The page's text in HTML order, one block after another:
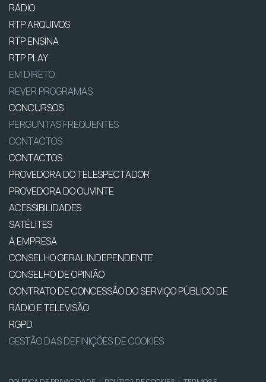
RÁDIO
RTP ARQUIVOS
RTP ENSINA
RTP PLAY
EM DIRETO
REVER PROGRAMAS
CONCURSOS
PERGUNTAS FREQUENTES
CONTACTOS
CONTACTOS
PROVEDORA DO TELESPECTADOR
PROVEDORA DO OUVINTE
ACESSIBILIDADES
SATÉLITES
A EMPRESA
CONSELHO GERAL INDEPENDENTE
CONSELHO DE OPINIÃO
CONTRATO DE CONCESSÃO DO SERVIÇO PÚBLICO DE
RÁDIO E TELEVISÃO
RGPD
GESTÃO DAS DEFINIÇÕES DE COOKIES